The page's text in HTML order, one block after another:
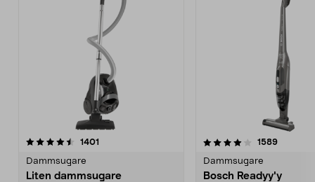
1401
Dammsugare
Liten dammsugare
4.0 av 5 stjärnor 1589
Dammsugare
Bosch Readyy'y
4.5 av 5 stjärnor